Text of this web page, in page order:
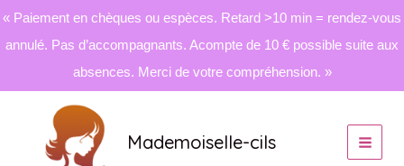
« Paiement en chèques ou espèces. Retard >10 min = rendez-vous
annulé. Pas d’accompagnants. Acompte de 10 € possible suite aux
absences. Merci de votre compréhension. »
contenu
Mademoiselle-cils